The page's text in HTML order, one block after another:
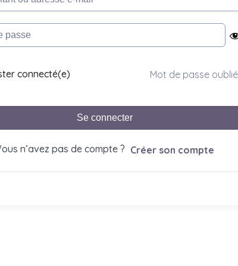
connecté(e) Mot de passe
Se connecter
n’avez pas de compte ? Créer son compte